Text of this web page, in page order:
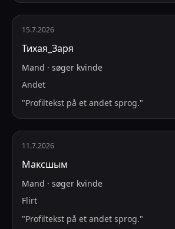
15.7.2026
Тихая_Заря
Mand · søger kvinde
Andet
"Profiltekst på et andet sprog."
11.7.2026
Максшым
Mand · søger kvinde
Flirt
"Profiltekst på et andet sprog."